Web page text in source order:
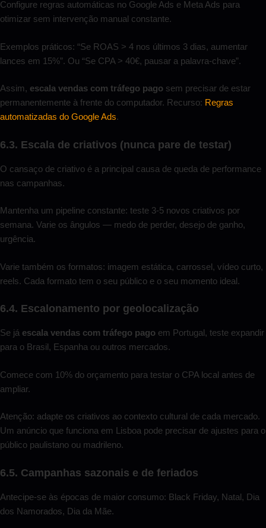
Configure regras automáticas no Google Ads e Meta Ads para
otimizar sem intervenção manual constante.
Exemplos práticos: “Se ROAS > 4 nos últimos 3 dias, aumentar
lances em 15%”. Ou “Se CPA > 40€, pausar a palavra-chave”.
Assim, escala vendas com tráfego pago sem precisar de estar
permanentemente à frente do computador. Recurso: Regras
automatizadas do Google Ads.
6.3. Escala de criativos (nunca pare de testar)
O cansaço de criativo é a principal causa de queda de performance
nas campanhas.
Mantenha um pipeline constante: teste 3-5 novos criativos por
semana. Varie os ângulos — medo de perder, desejo de ganho,
urgência.
Varie também os formatos: imagem estática, carrossel, vídeo curto,
reels. Cada formato tem o seu público e o seu momento ideal.
6.4. Escalonamento por geolocalização
Se já escala vendas com tráfego pago em Portugal, teste expandir
para o Brasil, Espanha ou outros mercados.
Comece com 10% do orçamento para testar o CPA local antes de
ampliar.
Atenção: adapte os criativos ao contexto cultural de cada mercado.
Um anúncio que funciona em Lisboa pode precisar de ajustes para o
público paulistano ou madrileno.
6.5. Campanhas sazonais e de feriados
Antecipe-se às épocas de maior consumo: Black Friday, Natal, Dia
dos Namorados, Dia da Mãe.